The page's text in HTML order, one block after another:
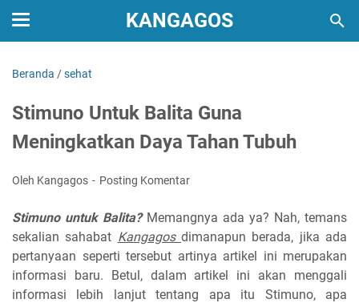
KANGAGOS
Beranda /sehat
Stimuno Untuk Balita Guna
Meningkatkan Daya Tahan Tubuh
Oleh Kangagos Posting Komentar
Stimuno untuk Balita?Memangnya ada ya? Nah, temans
sekalian sahabat Kangagosdimanapun berada, jika ada
pertanyaan seperti tersebut artinya artikel ini merupakan
informasi baru. Betul, dalam artikel ini akan menggali
informasi lebih lanjut tentang apa itu Stimuno, apa